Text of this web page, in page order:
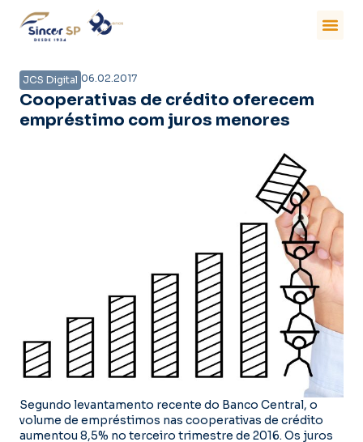
JCS Digital 06.02.2017
Cooperativas de crédito oferecem
empréstimo com juros menores
Segundo levantamento recente do Banco Central, o
volume de empréstimos nas cooperativas de crédito
aumentou 8,5% no terceiro trimestre de 2016. Os juros